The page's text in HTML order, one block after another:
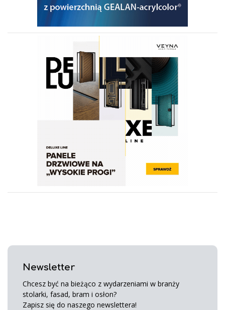
Newsletter
Chcesz być na bieżąco z wydarzeniami w branży
stolarki, fasad, bram i osłon?
Zapisz się do naszego newslettera!